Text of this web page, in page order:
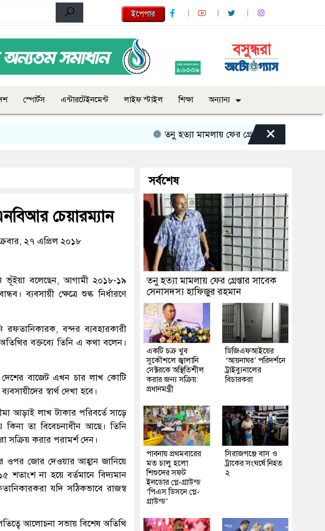
ইপেপার
স্পোর্টস এন্টারটেইনমেন্ট লাইফ স্টাইল শিক্ষা অন্যান্য
তনু হত্যা মামলায় ফের গ্রেপ্তার সাবেক সেনাসদস্য
×
চেয়ারম্যান
২৭ এপ্রিল ২০১৮
ভূঁইয়া বলেছেন, আগামী ২০১৮-১৯
ব্যবসায়ী ক্ষেত্রে শুল্ক নির্ধারণে
রফতানিকারক, বন্দর ব্যবহারকারী
বক্তব্যে তিনি এ কথা বলেন।
বাজেট এখন চার লাখ কোটি
স্বার্থ দেখা হবে।
আড়াই লাখ টাকার পরিবর্তে সাড়ে
তা বিবেচনাধীন আছে। তিনি
করার পরামর্শ দেন।
ওপর জোর দেওয়ার আহ্বান জানিয়ে
না হয়ে বর্তমানে বিদ্যমান
যদি সঠিকভাবে রাজস্ব
আলোচনা সভায় বিশেষ অতিথি
সর্বশেষ
তনু হত্যা মামলায় ফের গ্রেপ্তার সাবেক
সেনাসদস্য হাফিজুর রহমান
একটি চক্র খুব
সুকৌশলে জ্বালানি
সেক্টরকে অস্থিতিশীল
করার জন্য সক্রিয়:
প্রধানমন্ত্রী
ডিজিএফআইয়ের
‘আয়নাঘর’ পরিদর্শনে
ট্রাইব্যুনালের
বিচারকরা
পাবনায় প্রথমবারের
মত চালু হলো
শিশুদের সফট
ইনডোর প্লে-গ্রাউন্ড
‘পিএস ডিসনে প্লে-
গ্রাউন্ড’
সিরাজগঞ্জে বাস ও
ট্রাকের সংঘর্ষে নিহত
২